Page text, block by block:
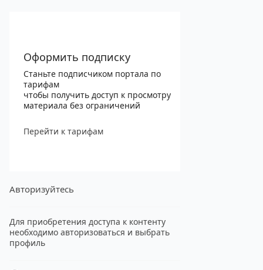
Оформить подписку
Станьте подписчиком портала по
тарифам
чтобы получить доступ к просмотру
материала без ограничений
Перейти к тарифам
Авторизуйтесь
Для приобретения доступа к контенту
необходимо авторизоваться и выбрать
профиль